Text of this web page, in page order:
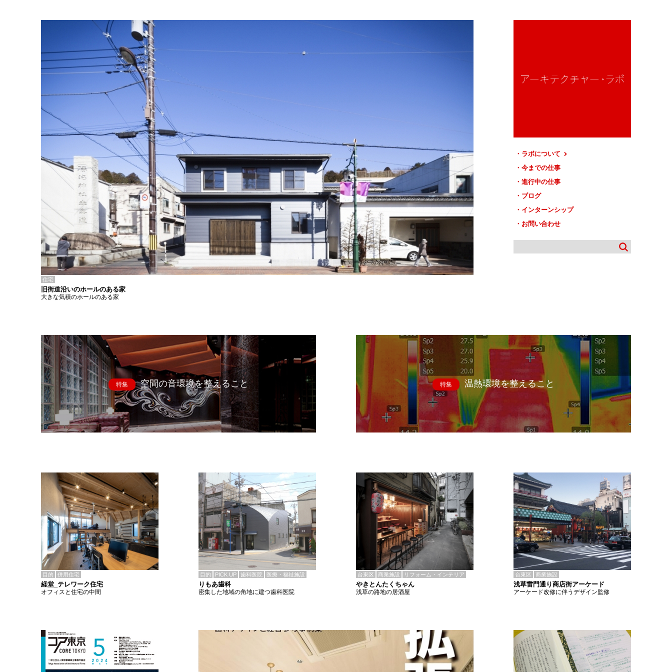
ラボについて
今までの仕事
進行中の仕事
ブログ
インターンシップ
お問い合わせ
住宅
旧街道沿いのホールのある家
大きな気積のホールのある家
特集 空間の音環境を整えること 特集 温熱環境を整えること
目的 併用住宅
経堂_テレワーク住宅
オフィスと住宅の中間
目的 PICK UP 歯科医院 医療・福祉施設
りもあ歯科
密集した地域の角地に建つ歯科医院
台東区 商業施設 リフォーム・インテリア
やきとんたくちゃん
浅草の路地の居酒屋
台東区 商業施設
浅草雷門通り商店街アーケード
アーケード改修に伴うデザイン監修